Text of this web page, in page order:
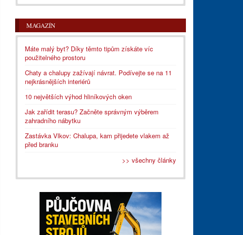
MAGAZÍN
Máte malý byt? Díky těmto tipům získáte víc
použitelného prostoru
Chaty a chalupy zažívají návrat. Podívejte se na 11
nejkrásnějších interiérů
10 největších výhod hliníkových oken
Jak zařídit terasu? Začněte správným výběrem
zahradního nábytku
Zastávka Vlkov: Chalupa, kam přijedete vlakem až
před branku
>> všechny články